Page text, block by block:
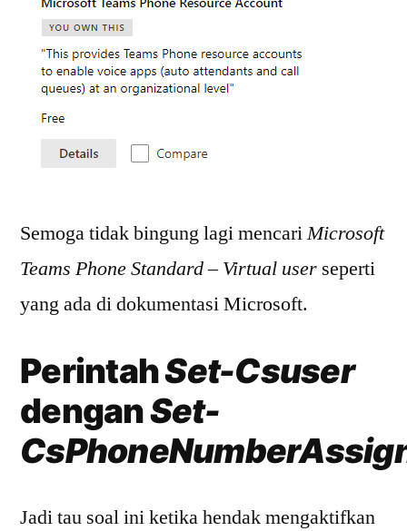
Semoga tidak bingung lagi mencariMicrosoft
Teams Phone Standard – Virtual user seperti
yang ada di dokumentasi Microsoft.
PerintahSet-Csuser
denganSet-
Jadi tau soal ini ketika hendak mengaktifkan